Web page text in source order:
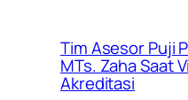
Tim Asesor Puji
MTs. Zaha Saat
Akreditasi